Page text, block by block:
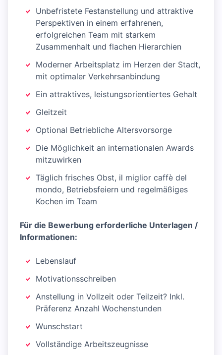
Unbefristete Festanstellung und attraktive
Perspektiven in einem erfahrenen,
erfolgreichen Team mit starkem
Zusammenhalt und flachen Hierarchien
Moderner Arbeitsplatz im Herzen der Stadt,
mit optimaler Verkehrsanbindung
Ein attraktives, leistungsorientiertes Gehalt
Gleitzeit
Optional Betriebliche Altersvorsorge
Die Möglichkeit an internationalen Awards
mitzuwirken
Täglich frisches Obst, il miglior caffè del
mondo, Betriebsfeiern und regelmäßiges
Kochen im Team
Für die Bewerbung erforderliche Unterlagen /
Informationen:
Lebenslauf
Motivationsschreiben
Anstellung in Vollzeit oder Teilzeit? Inkl.
Präferenz Anzahl Wochenstunden
Wunschstart
Vollständige Arbeitszeugnisse